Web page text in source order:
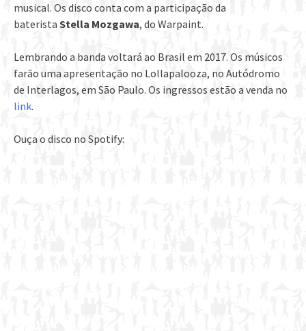
musical. Os disco conta com a participação da
baterista Stella Mozgawa, do Warpaint.
Lembrando a banda voltará ao Brasil em 2017. Os músicos
farão uma apresentação no Lollapalooza, no Autódromo
de Interlagos, em São Paulo. Os ingressos estão a venda no
link.
Ouça o disco no Spotify: